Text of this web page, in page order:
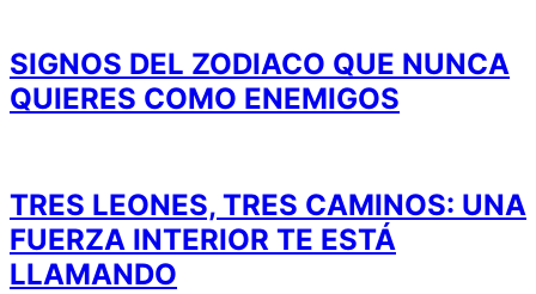
SIGNOS DEL ZODIACO QUE NUNCA
QUIERES COMO ENEMIGOS
TRES LEONES, TRES CAMINOS: UNA
FUERZA INTERIOR TE ESTÁ
LLAMANDO